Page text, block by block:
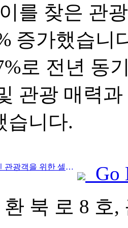
를 찾은 관
증가했습니
로 전년 동
관광 매력
습니다.
Prev:중국 최초 외국인 관광객을 위한 셀프서비스 문화관광 소비 시스템 상하이에 출시
Go
북 로 8 호,